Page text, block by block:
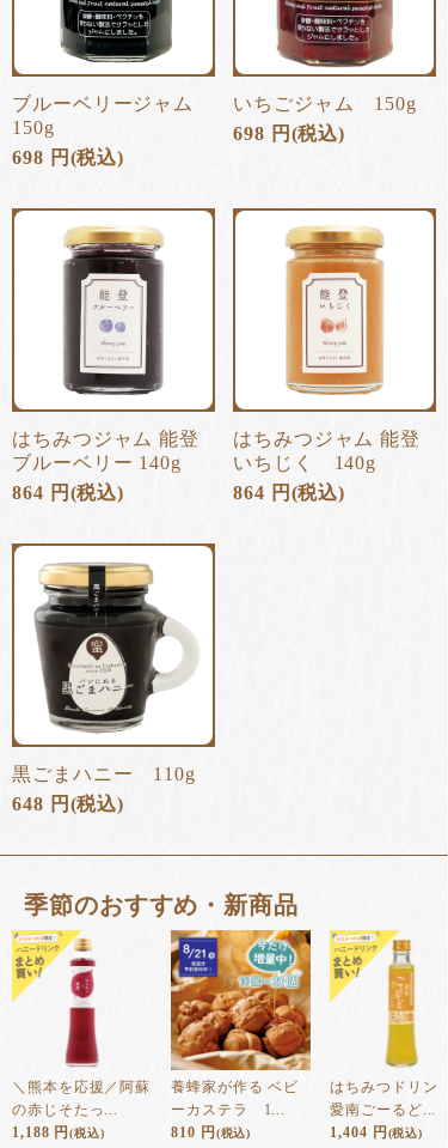
ブルーベリージャム
150g
698 円 (税込)
いちごジャム 150g
698 円 (税込)
はちみつジャム 能登
ブルーベリー 140g
864 円 (税込)
はちみつジャム 能登
いちじく 140g
864 円 (税込)
黒ごまハニー 110g
648 円 (税込)
季節のおすすめ・新商品
＼熊本を応援／阿蘇
の赤じそたっ...
1,188 円(税込)
養蜂家が作る ベビ
ーカステラ 1...
810 円 (税込)
はちみつドリン
愛南ごーるど...
1,404 円 (税込)